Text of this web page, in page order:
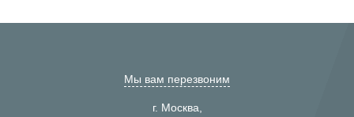
Мы вам перезвоним
г. Москва,